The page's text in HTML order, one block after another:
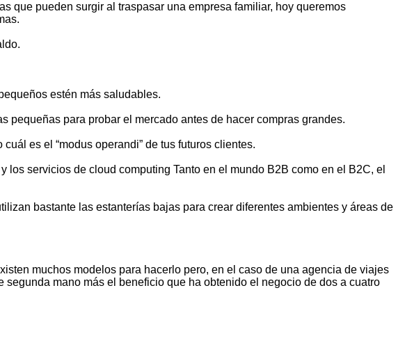
que pueden surgir al traspasar una empresa familiar, hoy queremos
estén más saludables.
pequeñas para probar el mercado antes de hacer compras grandes.
es el “modus operandi” de tus futuros clientes.
servicios de cloud computing Tanto en el mundo B2B como en el B2C, el
bastante las estanterías bajas para crear diferentes ambientes y áreas de
muchos modelos para hacerlo pero, en el caso de una agencia de viajes
mano más el beneficio que ha obtenido el negocio de dos a cuatro